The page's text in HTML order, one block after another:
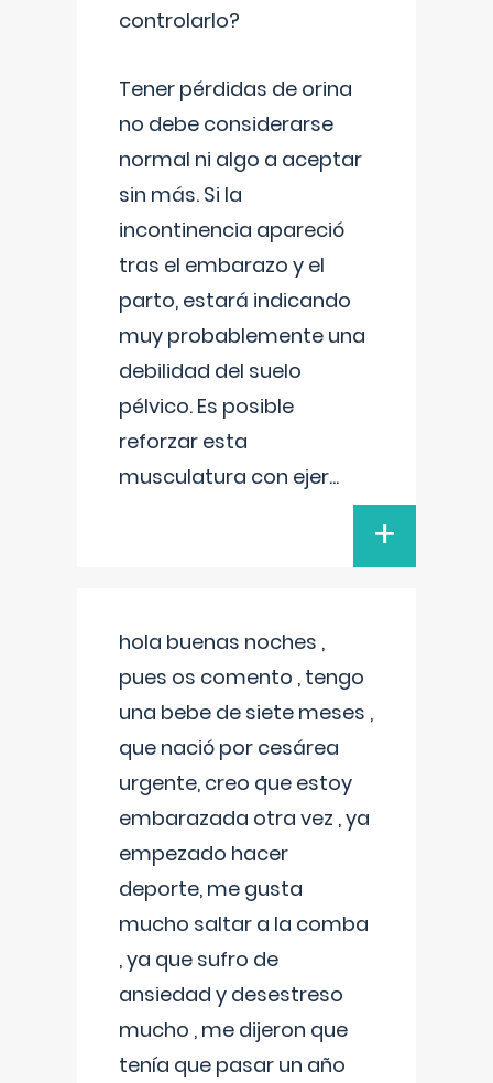
controlarlo?
Tener pérdidas de orina
no debe considerarse
normal ni algo a aceptar
sin más. Si la
incontinencia apareció
tras el embarazo y el
parto, estará indicando
muy probablemente una
debilidad del suelo
pélvico. Es posible
reforzar esta
musculatura con ejer...
+
hola buenas noches ,
pues os comento , tengo
una bebe de siete meses ,
que nació por cesárea
urgente, creo que estoy
embarazada otra vez , ya
empezado hacer
deporte, me gusta
mucho saltar a la comba
, ya que sufro de
ansiedad y desestreso
mucho , me dijeron que
tenía que pasar un año